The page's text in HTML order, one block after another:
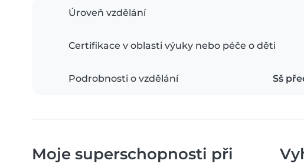
Úroveň vzdělání
Certifikace v oblasti výuky nebo péče o děti
Podrobnosti o vzdělání Sš
Moje superschopnosti při